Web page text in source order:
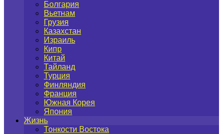
Болгария
Вьетнам
Грузия
Казахстан
Израиль
Кипр
Китай
Тайланд
Турция
Финляндия
Франция
Южная Корея
Япония
Жизнь
Тонкости Востока